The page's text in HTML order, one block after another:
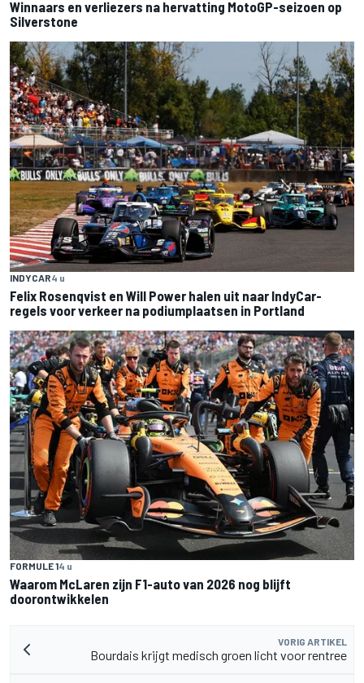
Winnaars en verliezers na hervatting MotoGP-seizoen op
Silverstone
INDYCAR4 u
Felix Rosenqvist en Will Power halen uit naar IndyCar-
regels voor verkeer na podiumplaatsen in Portland
FORMULE 14 u
Waarom McLaren zijn F1-auto van 2026 nog blijft
doorontwikkelen
VORIG ARTIKEL
Bourdais krijgt medisch groen licht voor rentree